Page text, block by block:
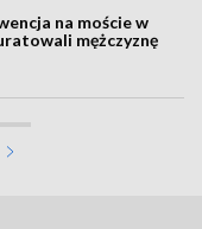
na moście w
mężczyznę